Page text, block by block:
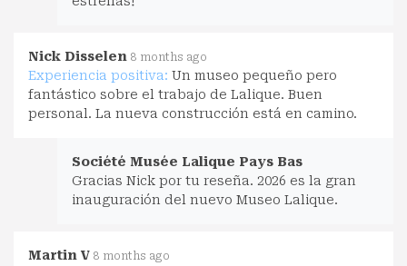
Nick Disselen 8 months ago
Experiencia positiva: Un museo pequeño pero
fantástico sobre el trabajo de Lalique. Buen
personal. La nueva construcción está en camino.
Société Musée Lalique Pays Bas
Gracias Nick por tu reseña. 2026 es la gran
inauguración del nuevo Museo Lalique.
Martin V 8 months ago